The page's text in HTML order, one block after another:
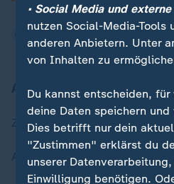
Aktuell bei ZDFheute
Zuletzt veröffentlicht
Aktuelle Sendungs-Videos
• Social Media und
nutzen Social-Media-Tools
anderen Anbietern. Unter
von Inhalten zu
Du kannst entscheiden,
deine Daten speichern
Dies betrifft nur dein
"Zustimmen" erklärst du
unserer
Einwilligung benötigen.